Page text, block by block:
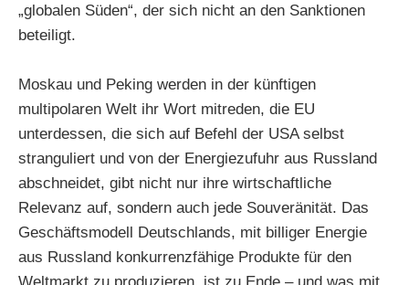
„globalen Süden“, der sich nicht an den Sanktionen
beteiligt.
Moskau und Peking werden in der künftigen
multipolaren Welt ihr Wort mitreden, die EU
unterdessen, die sich auf Befehl der USA selbst
stranguliert und von der Energiezufuhr aus Russland
abschneidet, gibt nicht nur ihre wirtschaftliche
Relevanz auf, sondern auch jede Souveränität. Das
Geschäftsmodell Deutschlands, mit billiger Energie
aus Russland konkurrenzfähige Produkte für den
Weltmarkt zu produzieren, ist zu Ende – und was mit